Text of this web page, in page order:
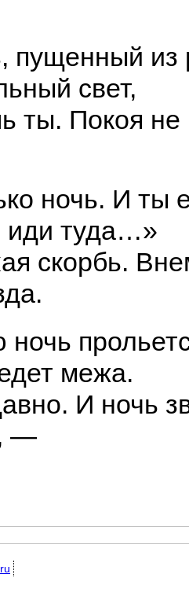
пущенный из
свет,
ты. Покоя
ночь. И ты
туда…»
скорбь.
межа.
И ночь
—